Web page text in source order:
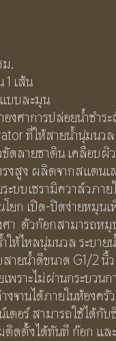
.
เส้น
บบละมุน
องศาการปล่อยน้ำชำ
ที่ให้สายน้ำนุ่มน
ดลายซาติน เคลือบ
รงสูง ผลิตจากสแตน
ระบบเซรามิควาล์วภ
นโยก เปิด-ปิดง่ายหมุ
ศา  ตัวก๊อกสามารถห
ให้ไหลนุ่มนวล ระบาย
ายน้ำดีขนาด G1/2 นิ้ว
พราะไม่ผ่านกระบวน
จานได้ภายในห้องครั
เตอร์ สามารถใช้ได้กั
ดตั้งได้ทันที ก๊อก แล